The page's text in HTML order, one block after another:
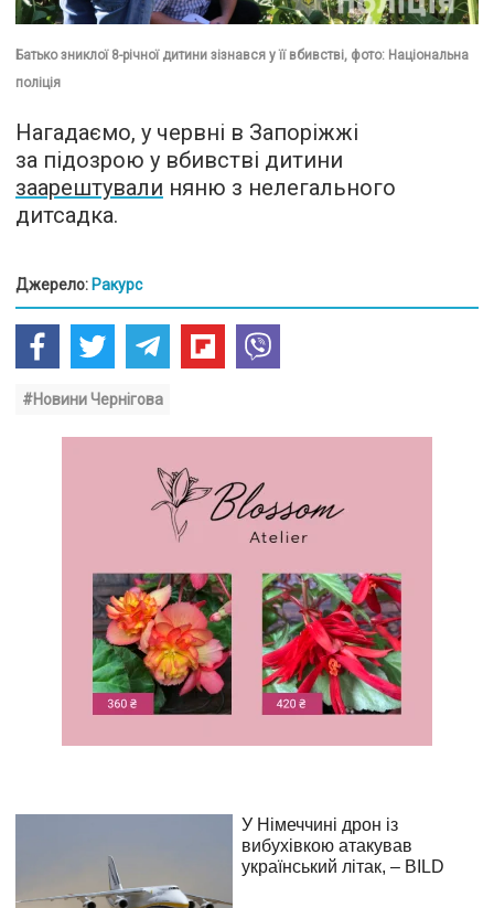
Батько зниклої 8-річної дитини зізнався у її вбивстві, фото: Національна
поліція
Нагадаємо, у червні в Запоріжжі
за підозрою у вбивстві дитини
заарештували няню з нелегального
дитсадка.
Джерело: Ракурс
#Новини Чернігова